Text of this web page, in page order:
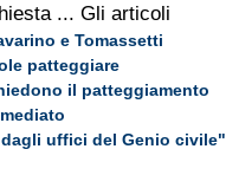
... Gli articoli
e Tomassetti
patteggiare
il patteggiamento
uffici del Genio civile"